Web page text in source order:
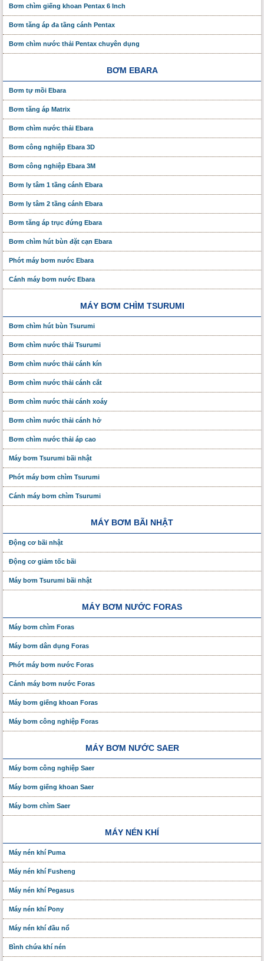
Bơm chìm giếng khoan Pentax 6 Inch
Bơm tăng áp đa tầng cánh Pentax
Bơm chìm nước thải Pentax chuyên dụng
BƠM EBARA
Bơm tự mồi Ebara
Bơm tăng áp Matrix
Bơm chìm nước thải Ebara
Bơm công nghiệp Ebara 3D
Bơm công nghiệp Ebara 3M
Bơm ly tâm 1 tầng cánh Ebara
Bơm ly tâm 2 tầng cánh Ebara
Bơm tăng áp trục đứng Ebara
Bơm chìm hút bùn đặt cạn Ebara
Phớt máy bơm nước Ebara
Cánh máy bơm nước Ebara
MÁY BƠM CHÌM TSURUMI
Bơm chìm hút bùn Tsurumi
Bơm chìm nước thải Tsurumi
Bơm chìm nước thải cánh kín
Bơm chìm nước thải cánh cắt
Bơm chìm nước thải cánh xoáy
Bơm chìm nước thải cánh hở
Bơm chìm nước thải áp cao
Máy bơm Tsurumi bãi nhật
Phớt máy bơm chìm Tsurumi
Cánh máy bơm chìm Tsurumi
MÁY BƠM BÃI NHẬT
Động cơ bãi nhật
Động cơ giảm tốc bãi
Máy bơm Tsurumi bãi nhật
MÁY BƠM NƯỚC FORAS
Máy bơm chìm Foras
Máy bơm dân dụng Foras
Phớt máy bơm nước Foras
Cánh máy bơm nước Foras
Máy bơm giếng khoan Foras
Máy bơm công nghiệp Foras
MÁY BƠM NƯỚC SAER
Máy bơm công nghiệp Saer
Máy bơm giếng khoan Saer
Máy bơm chìm Saer
MÁY NÉN KHÍ
Máy nén khí Puma
Máy nén khí Fusheng
Máy nén khí Pegasus
Máy nén khí Pony
Máy nén khí đầu nổ
Bình chứa khí nén